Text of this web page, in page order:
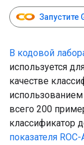
Запустите
В кодовой
используется
качестве
всего 200
классификатор
показателя ROC-